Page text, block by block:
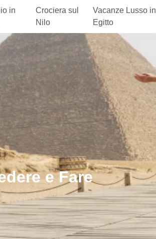
in
Crociera sul
Nilo
Vacanze Lusso in
Egitto
e Fare